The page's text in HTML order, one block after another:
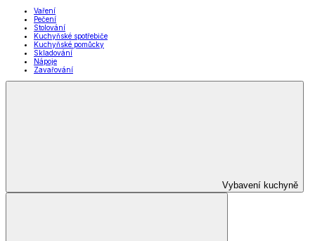
Vaření
Pečení
Stolování
Kuchyňské spotřebiče
Kuchyňské pomůcky
Skladování
Nápoje
Zavařování
Vybavení kuchyně